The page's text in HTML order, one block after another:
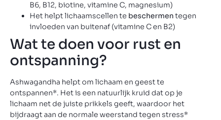
B6, B12, biotine, vitamine C, magnesium)
Het helpt lichaamscellen te beschermen tegen
invloeden van buitenaf (vitamine C en B2)
Wat te doen voor rust en
ontspanning?
Ashwagandha helpt om lichaam en geest te
ontspannen*. Het is een natuurlijk kruid dat op je
lichaam net de juiste prikkels geeft, waardoor het
bijdraagt aan de normale weerstand tegen stress*